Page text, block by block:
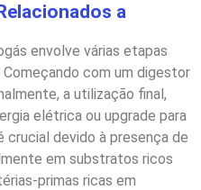
a
envolve várias etapas
com um digestor
a utilização final,
elétrica ou upgrade para
crucial devido à presença de
em substratos ricos
primas ricas em